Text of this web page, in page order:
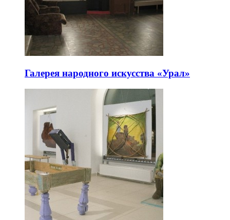
Галерея народного искусства «Урал»